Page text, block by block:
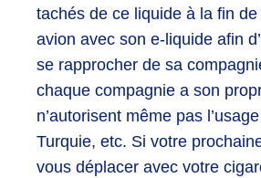
tachés de ce liquide à la fin
avion avec son e-liquide afin
se rapprocher de sa
chaque compagnie a son
n’autorisent même pas
Turquie, etc. Si votre
vous déplacer avec votre